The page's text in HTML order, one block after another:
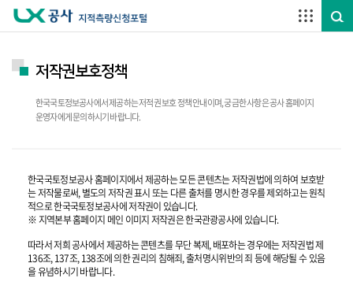
저작권보호정책
한국국토정보공사에서 제공하는 저적권 보호 정책 안내이며, 궁금한 사항은 공사 홈페이지
운영자에게 문의하시기 바랍니다.
한국국토정보공사 홈페이지에서 제공하는 모든 콘텐츠는 저작권법에 의하여 보호받
는 저작물로써, 별도의 저작권 표시 또는 다른 출처를 명시한 경우를 제외하고는 원칙
적으로 한국국토정보공사에 저작권이 있습니다.
※ 지역본부 홈페이지 메인 이미지 저작권은 한국관광공사에 있습니다.
따라서 저희 공사에서 제공하는 콘텐츠를 무단 복제, 배포하는 경우에는 저작권법 제
136조, 137조, 138조에 의한 권리의 침해죄, 출처명시위반의 죄 등에 해당될 수 있음
을 유념하시기 바랍니다.